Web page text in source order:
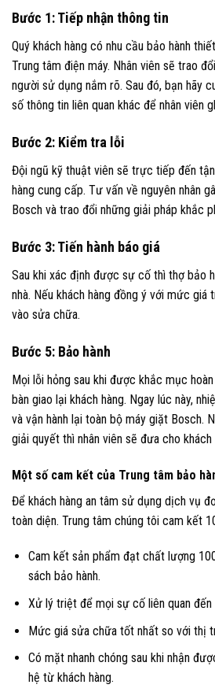
Bước 1: Tiếp nhận thông tin
Quý khách hàng có nhu cầu bảo hành
Trung tâm điện máy. Nhân viên sẽ trao
người sử dụng nắm rõ. Sau đó, bạn hãy
số thông tin liên quan khác để nhân viên
Bước 2: Kiểm tra lỗi
Đội ngũ kỹ thuật viên sẽ trực tiếp đến
hàng cung cấp. Tư vấn về nguyên nhân
Bosch và trao đổi những giải pháp khắc
Bước 3: Tiến hành báo giá
Sau khi xác định được sự cố thì thợ bảo
nhà. Nếu khách hàng đồng ý với mức giá
vào sửa chữa.
Bước 5: Bảo hành
Mọi lỗi hỏng sau khi được khắc mục
bàn giao lại khách hàng. Ngay lúc này,
và vận hành lại toàn bộ máy giặt Bosch.
giải quyết thì nhân viên sẽ đưa cho khách
Một số cam kết của Trung tâm bảo
Để khách hàng an tâm sử dụng dịch vụ
toàn diện. Trung tâm chúng tôi cam kết
Cam kết sản phẩm đạt chất lượng
sách bảo hành.
Xử lý triệt để mọi sự cố liên quan đến
Mức giá sửa chữa tốt nhất so với thị
Có mặt nhanh chóng sau khi nhận
hệ từ khách hàng.